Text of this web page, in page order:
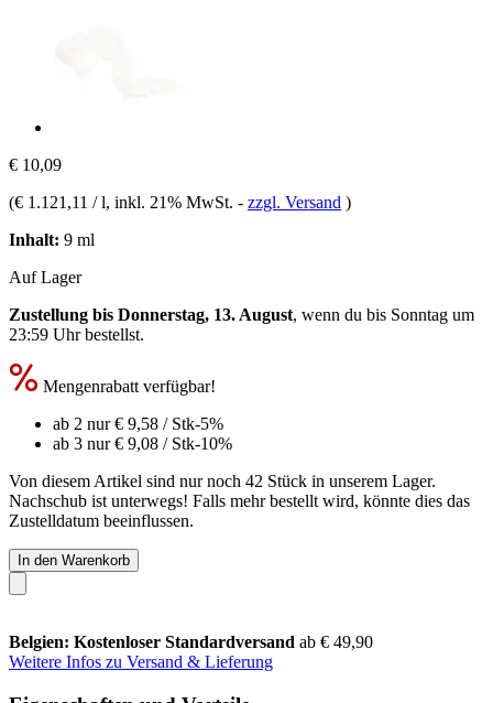
€ 10,09
(€ 1.121,11 / l, inkl. 21% MwSt. - zzgl. Versand )
Inhalt: 9 ml
Auf Lager
Zustellung bis Donnerstag, 13. August, wenn du bis Sonntag um
23:59 Uhrbestellst.
Mengenrabatt verfügbar!
ab 2 nur€ 9,58 / Stk-5%
ab 3 nur€ 9,08 / Stk-10%
Von diesem Artikel sind nur noch 42 Stück in unserem Lager.
Nachschub ist unterwegs! Falls mehr bestellt wird, könnte dies das
Zustelldatum beeinflussen.
In den Warenkorb
Belgien: Kostenloser Standardversand ab € 49,90
Weitere Infos zu Versand & Lieferung